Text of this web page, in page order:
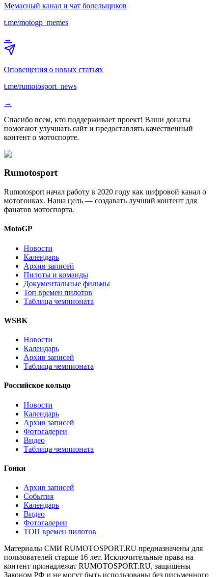
Мемасный канал и чат болельщиков
t.me/motogp_memes
→
Оповещения о новых статьях
t.me/rumotosport_news
→
Спасибо всем, кто поддерживает проект! Ваши донаты
помогают улучшать сайт и предоставлять качественный
контент о мотоспорте.
Rumotosport
Rumotosport начал работу в 2020 году как цифровой канал о
мотогонках. Наша цель — создавать лучший контент для
фанатов мотоспорта.
MotoGP
Новости
Календарь
Архив записей
Пилоты и команды
Документальные фильмы
Топ времен пилотов
Таблица чемпионата
WSBK
Новости
Календарь
Архив записей
Таблица чемпионата
Российское кольцо
Новости
Календарь
Архив записей
Фотогалереи
Видео
Таблица чемпионата
Гонки
Архив записей
События
Календарь
Видео
Фотогалереи
ТОП времен пилотов
Материалы СМИ RUMOTOSPORT.RU предназначены для
пользователей старше 16 лет. Исключительные права на
контент принадлежат RUMOTOSPORT.RU, защищены
Законом РФ и не могут быть использованы без письменного